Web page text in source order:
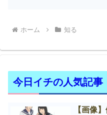
ホーム 知る
今日イチの人気記事
【画像